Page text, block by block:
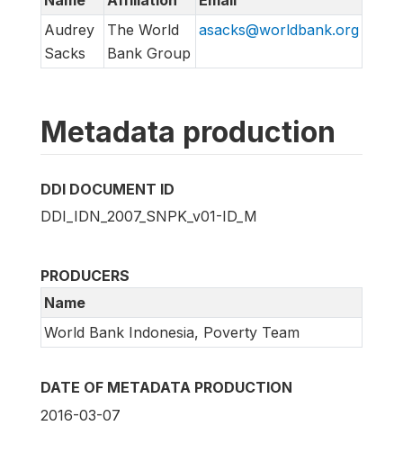
Audrey
Sacks
The World
Bank Group
asacks@worldbank.org
Metadata production
DDI DOCUMENT ID
DDI_IDN_2007_SNPK_v01-ID_M
PRODUCERS
Name
World Bank Indonesia, Poverty Team
DATE OF METADATA PRODUCTION
2016-03-07